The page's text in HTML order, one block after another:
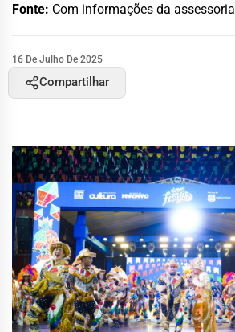
Fonte: Com informações da assessoria
16 De Julho De 2025
Compartilhar